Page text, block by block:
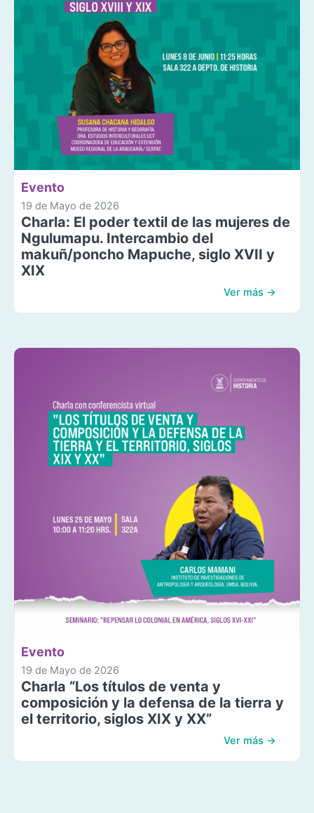
Evento
19 de Mayo de 2026
Charla: El poder textil de las mujeres de
Ngulumapu. Intercambio del
makuñ/poncho Mapuche, siglo XVII y
XIX
Ver más →
Evento
19 de Mayo de 2026
Charla “Los títulos de venta y
composición y la defensa de la tierra y
el territorio, siglos XIX y XX”
Ver más →